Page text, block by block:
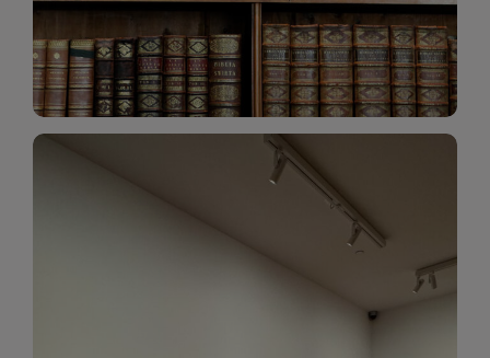
Katalog Zbiorów
Galeria Zdjęć
wspomnienia z wydarzeń, spotkań i projektów